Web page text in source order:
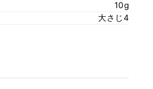
10g
大さじ4